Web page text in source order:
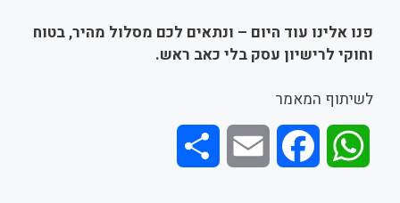
פנו אלינו עוד היום – ונתאים לכם מסלול מהיר, בטוח
וחוקי לרישיון עסק בלי כאב ראש.
לשיתוף המאמר